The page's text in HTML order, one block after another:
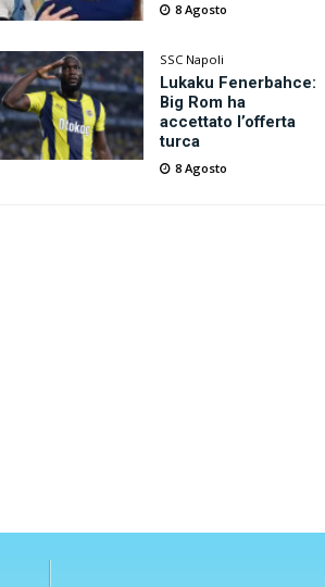
8 Agosto
SSC Napoli
Lukaku Fenerbahce:
Big Rom ha
accettato l’offerta
turca
8 Agosto